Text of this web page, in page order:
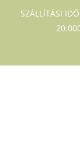
SZÁLLÍTÁSI